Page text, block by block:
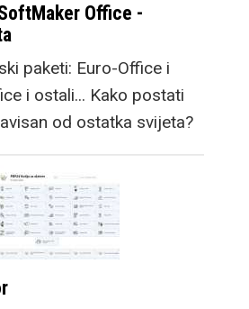
Office -
paketi: Euro-Office i
i ostali... Kako postati
od ostatka svijeta?